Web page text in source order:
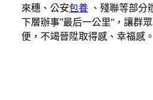
來穗、公安包養 、殘聯等部分
下層辦事“最后一公里”，讓群
便，不竭晉陞取得感、幸福感。